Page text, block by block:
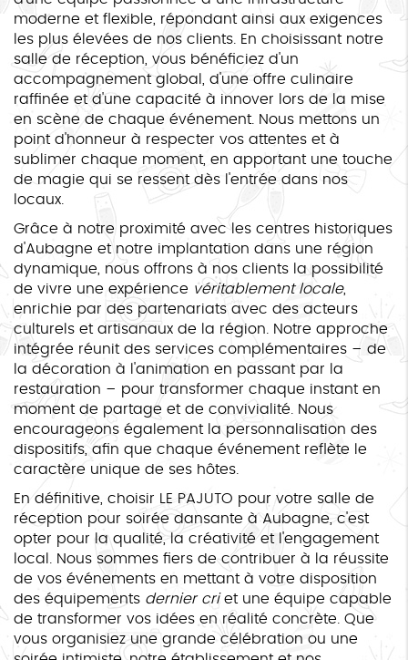
moderne et flexible, répondant ainsi aux exigences
les plus élevées de nos clients. En choisissant notre
salle de réception, vous bénéficiez d'un
accompagnement global, d'une offre culinaire
raffinée et d'une capacité à innover lors de la mise
en scène de chaque événement. Nous mettons un
point d'honneur à respecter vos attentes et à
sublimer chaque moment, en apportant une touche
de magie qui se ressent dès l'entrée dans nos
locaux.
Grâce à notre proximité avec les centres historiques
d'Aubagne et notre implantation dans une région
dynamique, nous offrons à nos clients la possibilité
de vivre une expérience véritablement locale,
enrichie par des partenariats avec des acteurs
culturels et artisanaux de la région. Notre approche
intégrée réunit des services complémentaires – de
la décoration à l'animation en passant par la
restauration – pour transformer chaque instant en
moment de partage et de convivialité. Nous
encourageons également la personnalisation des
dispositifs, afin que chaque événement reflète le
caractère unique de ses hôtes.
En définitive, choisir LE PAJUTO pour votre salle de
réception pour soirée dansante à Aubagne, c'est
opter pour la qualité, la créativité et l'engagement
local. Nous sommes fiers de contribuer à la réussite
de vos événements en mettant à votre disposition
des équipements dernier criet une équipe capable
de transformer vos idées en réalité concrète. Que
vous organisiez une grande célébration ou une